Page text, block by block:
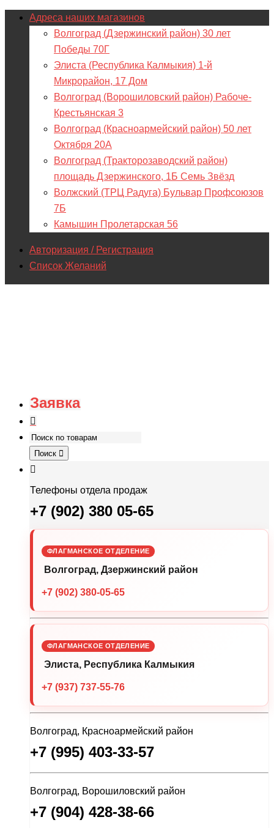
Адреса наших магазинов
Волгоград (Дзержинский район) 30 лет
Победы 70Г
Элиста (Республика Калмыкия) 1-й
Микрорайон, 17 Дом
Волгоград (Ворошиловский район) Рабоче-
Крестьянская 3
Волгоград (Красноармейский район) 50 лет
Октября 20А
Волгоград (Тракторозаводский район)
площадь Дзержинского, 1Б Семь Звёзд
Волжский (ТРЦ Радуга) Бульвар Профсоюзов
7Б
Камышин Пролетарская 56
Авторизация / Регистрация
Список Желаний
Заявка
Поиск
Телефоны отдела продаж
+7 (902) 380 05-65
ФЛАГМАНСКОЕ ОТДЕЛЕНИЕ
Волгоград, Дзержинский район
+7 (902) 380-05-65
ФЛАГМАНСКОЕ ОТДЕЛЕНИЕ
Элиста, Республика Калмыкия
+7 (937) 737-55-76
Волгоград, Красноармейский район
+7 (995) 403-33-57
Волгоград, Ворошиловский район
+7 (904) 428-38-66